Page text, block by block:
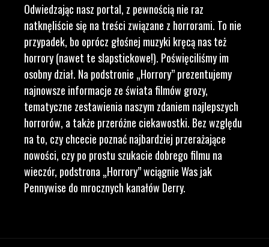
Odwiedzając nasz portal, z pewnością nie raz
natknęliście się na treści związane z horrorami. To nie
przypadek, bo oprócz głośnej muzyki kręcą nas też
horrory (nawet te slapstickowe!). Poświęciliśmy im
osobny dział. Na podstronie „Horrory” prezentujemy
najnowsze informacje ze świata filmów grozy,
tematyczne zestawienia naszym zdaniem najlepszych
horrorów, a także przeróżne ciekawostki. Bez względu
na to, czy chcecie poznać najbardziej przerażające
nowości, czy po prostu szukacie dobrego filmu na
wieczór, podstrona „Horrory” wciągnie Was jak
Pennywise do mrocznych kanałów Derry.